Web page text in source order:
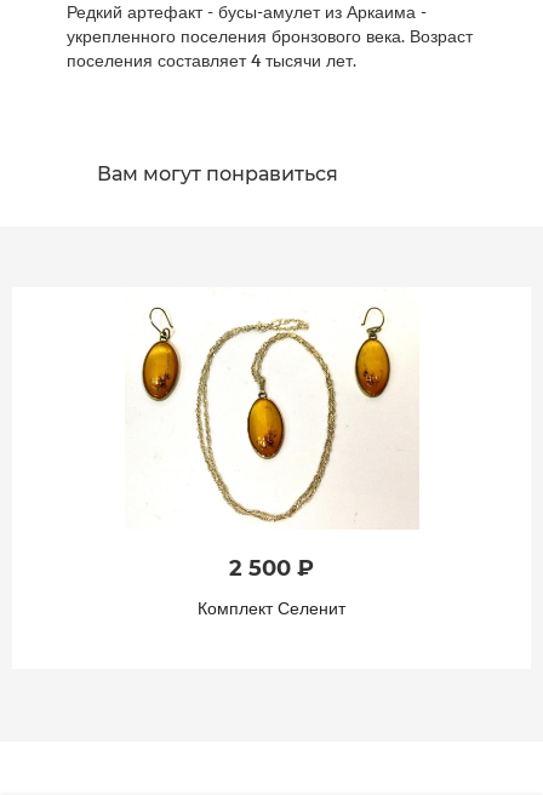
Редкий артефакт - бусы-амулет из Аркаима -
укрепленного поселения бронзового века. Возраст
поселения составляет 4 тысячи лет.
Вам могут понравиться
2 500 ₽
Комплект Селенит